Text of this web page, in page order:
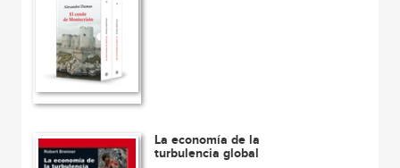
La economía de la
turbulencia global